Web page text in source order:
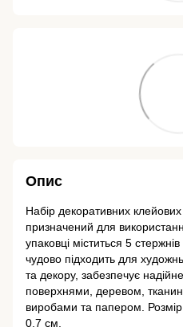
Опис
Набір декоративних клейових
призначений для
упаковці міститься 5
чудово підходить для
та декору, забезпечує
поверхнями, деревом,
виробами та папером.
0,7 см.